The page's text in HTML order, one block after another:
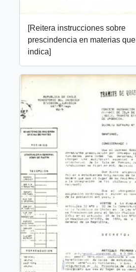
[Reitera instrucciones sobre
prescindencia en materias que
indica]